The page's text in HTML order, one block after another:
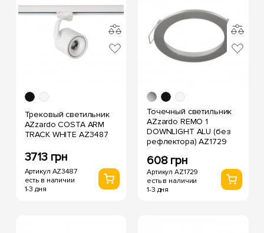
Трековый светильник
AZzardo COSTA ARM
TRACK WHITE AZ3487
3713 грн
Артикул AZ3487
есть в наличии
1-3 дня
Точечный светильник
AZzardo REMO 1
DOWNLIGHT ALU (без
рефлектора) AZ1729
608 грн
Артикул AZ1729
есть в наличии
1-3 дня